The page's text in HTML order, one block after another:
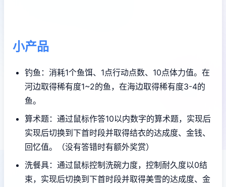
小产品
钓鱼：消耗1个鱼饵、1点行动点数、10点体力值。在
河边取得稀有度1~2的鱼，在海边取得稀有度3-4的
鱼。
算术题：通过鼠标作答10以内数字的算术题，实现后
实现后切换到下首时段并取得结衣的达成度、金钱、
回忆值。（没有答错时有额外奖赏）
洗餐具：通过鼠标控制洗碗力度，控制耐久度以0结
束，实现后切换到下首时段并取得美雪的达成度、金